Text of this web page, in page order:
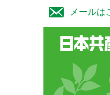
メールは